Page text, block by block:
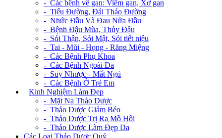
- Các bệnh về gan: Viêm gan, Xơ gan
- Tiểu Đường, Đái Tháo Đường
- Nhức Đầu Và Đau Nửa Đầu
- Bệnh Đậu Mùa, Thủy Đậu
- Sỏi Thận, Sỏi Mật, Sỏi tiết niệu
- Tai - Mũi - Họng - Răng Miệng
- Các Bệnh Phụ Khoa
- Các Bệnh Ngoài Da
- Suy Nhược - Mất Ngủ
- Các Bệnh Ở Trẻ Em
Kinh Nghiệm Làm Đẹp
- Mặt Nạ Thảo Dược
- Thảo Dược Giảm Béo
- Thảo Dược Trị Ra Mồ Hôi
- Thảo Dược Làm Đẹp Da
Các Loại Thảo Dược Quý